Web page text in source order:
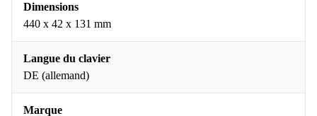
Dimensions
440 x 42 x 131 mm
Langue du clavier
DE (allemand)
Marque